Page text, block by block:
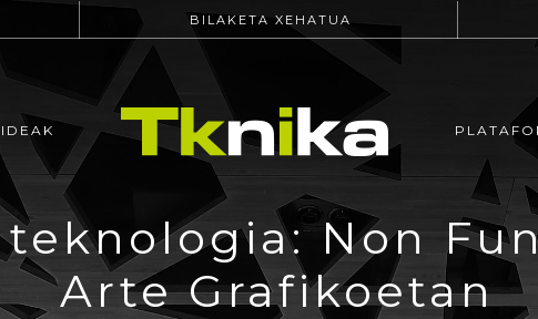
BILAKETA XEHATUA
Non
Arte Grafikoetan